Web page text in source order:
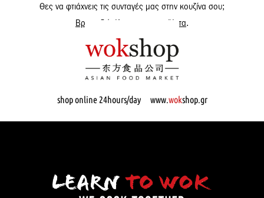
Θες να φτιάχνεις τις συνταγές μας στην κουζίνα σου;
Βρες εδώ όλα μας τα προϊόντα.
shop online 24hours/day www.wokshop.gr